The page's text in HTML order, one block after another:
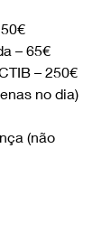
– 65€
– 250€
no dia)
(não